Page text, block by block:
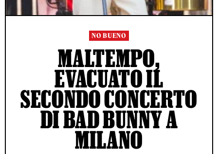
NO BUENO
MALTEMPO,
EVACUATO IL
SECONDO CONCERTO
DI BAD BUNNY A
MILANO